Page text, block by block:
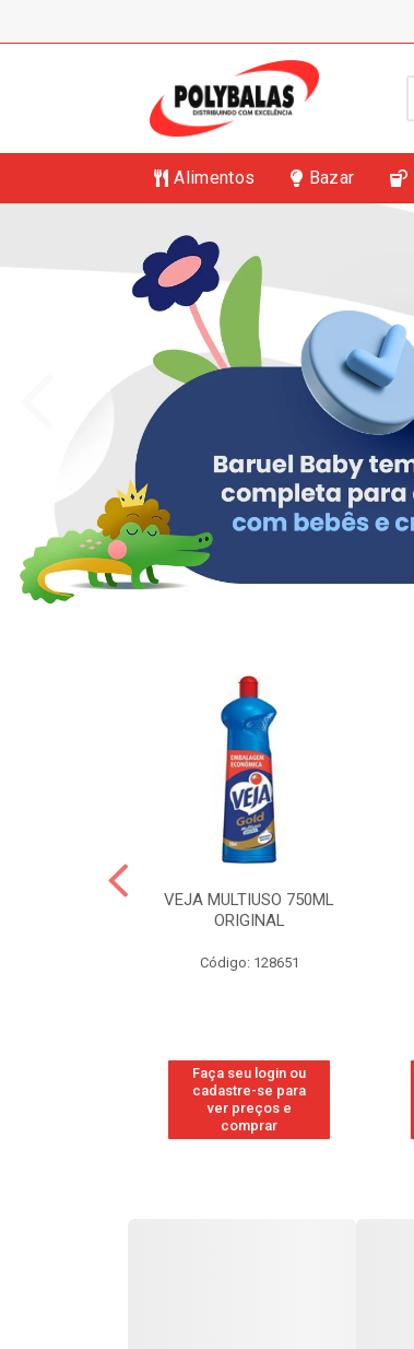
Alimentos Bazar
VEJA MULTIUSO 750ML
ORIGINAL
Código: 128651
Faça seu login ou
cadastre-se para
ver preços e
comprar